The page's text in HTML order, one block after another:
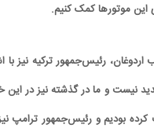
این موتورها کمک کنیم.
نیست و ما در گذشته نیز در این
کرده بودیم و رئیس‌جمهور ترامپ